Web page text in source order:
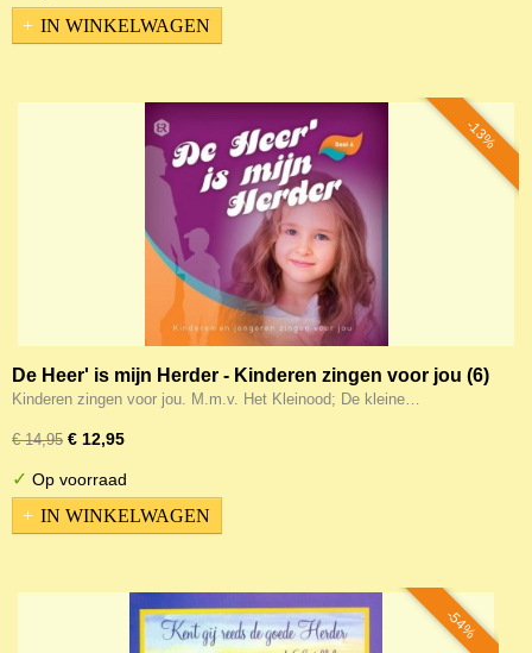
IN WINKELWAGEN
-13%
De Heer' is mijn Herder - Kinderen zingen voor jou (6)
Kinderen zingen voor jou. M.m.v. Het Kleinood; De kleine…
€ 14,95 € 12,95
✓ Op voorraad
IN WINKELWAGEN
-54%